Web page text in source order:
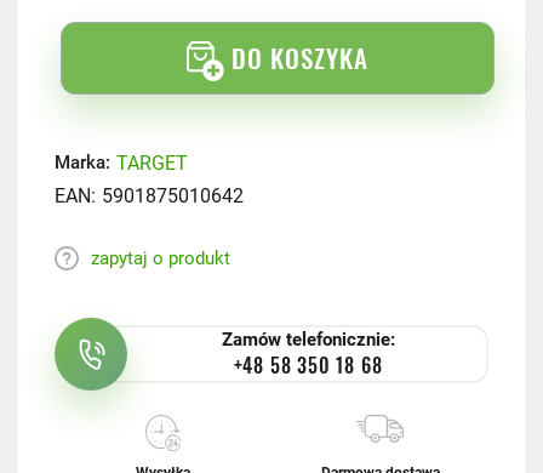
DO KOSZYKA
Marka: TARGET
EAN: 5901875010642
zapytaj o produkt
Zamów telefonicznie:
+48 58 350 18 68